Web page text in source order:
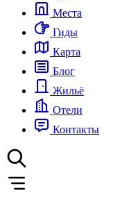
Места
Гиды
Карта
Блог
Жильё
Отели
Контакты